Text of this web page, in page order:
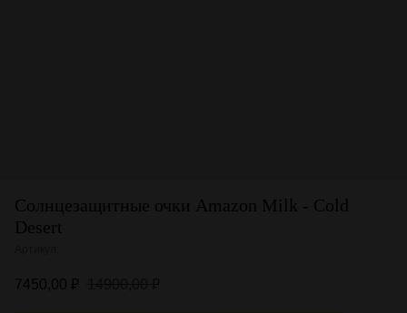
Солнцезащитные очки Amazon Milk - Cold
Desert
7450,00 ₽